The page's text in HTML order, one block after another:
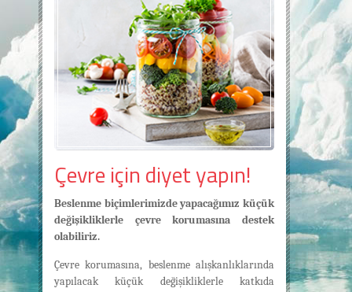
Çevre için diyet yapın!
Beslenme biçimlerimizde yapacağımız küçük
değişikliklerle çevre korumasına destek
olabiliriz.
Çevre korumasına, beslenme alışkanlıklarında
yapılacak küçük değişikliklerle katkıda